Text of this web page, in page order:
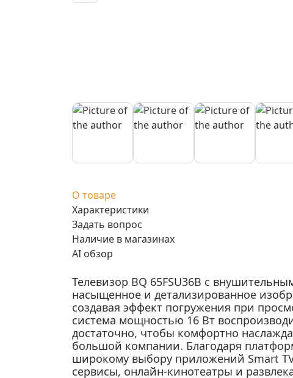
О товаре
Характеристики
Задать вопрос
Наличие в магазинах
AI обзор
Телевизор BQ 65FSU36B с
насыщенное и детализированное
создавая эффект погружения при
система мощностью 16 Вт
достаточно, чтобы комфортно
большой компании. Благодаря
широкому выбору приложений Smart
сервисы, онлайн-кинотеатры и